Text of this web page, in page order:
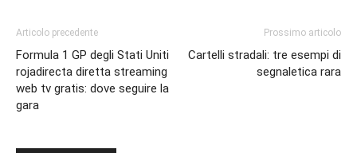
Articolo precedente
Formula 1 GP degli Stati Uniti
rojadirecta diretta streaming
web tv gratis: dove seguire la
gara
Prossimo articolo
Cartelli stradali: tre esempi di
segnaletica rara